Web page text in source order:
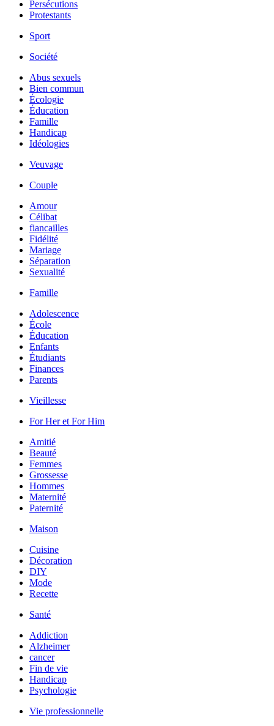
Persécutions
Protestants
Sport
Société
Abus sexuels
Bien commun
Écologie
Éducation
Famille
Handicap
Idéologies
Veuvage
Couple
Amour
Célibat
fiancailles
Fidélité
Mariage
Séparation
Sexualité
Famille
Adolescence
École
Éducation
Enfants
Étudiants
Finances
Parents
Vieillesse
For Her et For Him
Amitié
Beauté
Femmes
Grossesse
Hommes
Maternité
Paternité
Maison
Cuisine
Décoration
DIY
Mode
Recette
Santé
Addiction
Alzheimer
cancer
Fin de vie
Handicap
Psychologie
Vie professionnelle